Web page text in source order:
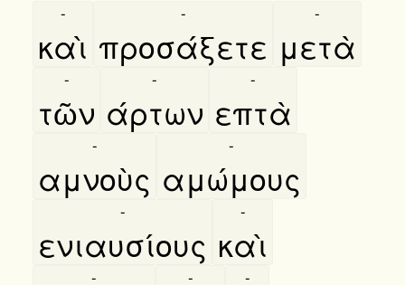
καὶ
-
προσάξετε
-
μετὰ
-
τῶν
-
άρτων
-
επτὰ
-
αμνοὺς
-
αμώμους
-
ενιαυσίους
-
καὶ
-
- - -